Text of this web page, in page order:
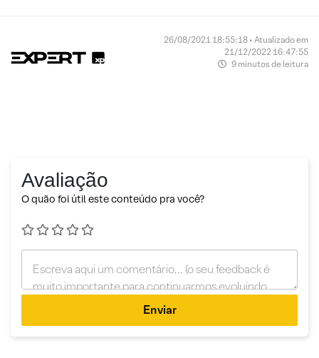
26/08/2021 18:55:18 • Atualizado em
21/12/2022 16:47:55
9 minutos de leitura
Avaliação
O quão foi útil este conteúdo pra você?
Enviar